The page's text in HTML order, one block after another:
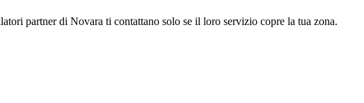
partner di Novara ti contattano solo se il loro servizio copre la tua zona.